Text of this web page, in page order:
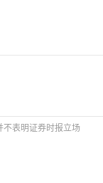
表明证券时报立场